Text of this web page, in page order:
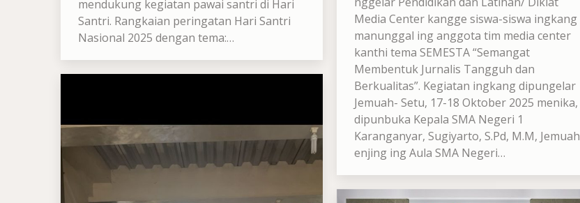
mendukung kegiatan pawai santri di Hari
Santri. Rangkaian peringatan Hari Santri
Nasional 2025 dengan tema:…
Media Center kangge siswa-siswa ingkang
manunggal ing anggota tim media center
kanthi tema SEMESTA “Semangat
Membentuk Jurnalis Tangguh dan
Berkualitas”. Kegiatan ingkang dipungelar
Jemuah- Setu, 17-18 Oktober 2025 menika,
dipunbuka Kepala SMA Negeri 1
Karanganyar, Sugiyarto, S.Pd, M.M, Jemuah
enjing ing Aula SMA Negeri…